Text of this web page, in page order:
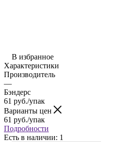
В избранное
Характеристики
Производитель
—
Бэндерс
61 руб./упак
Варианты цен
61 руб./упак
Подробности
Есть в наличии: 1